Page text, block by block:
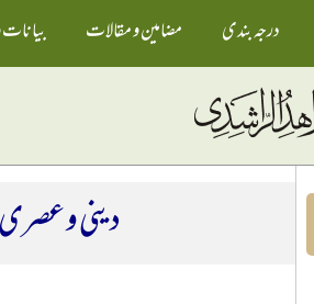
درجہ بندی مضامین و مقالات
دینی و